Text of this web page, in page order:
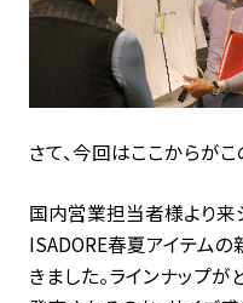
さて、今回はここからがこ
国内営業担当者様より来
ISADORE春夏アイテム
きました。ラインナップ